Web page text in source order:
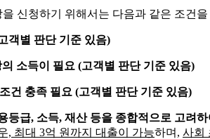
신청하기 위해서는 다음과 같은 조건
객별 판단 기준 있음)
소득이 필요 (고객별 판단 기준 있음)
건 충족 필요 (고객별 판단 기준 있음)
등급, 소득, 재산 등을 종합적으로 고려하
, 최대 3억 원까지 대출이 가능하며, 사회